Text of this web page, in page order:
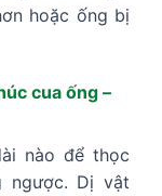
hoặc ống bị
cua ống –
nào để thọc
ngược. Dị vật